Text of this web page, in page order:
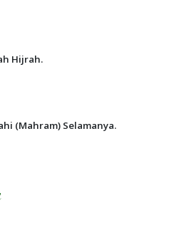
Hijrah.
(Mahram) Selamanya.